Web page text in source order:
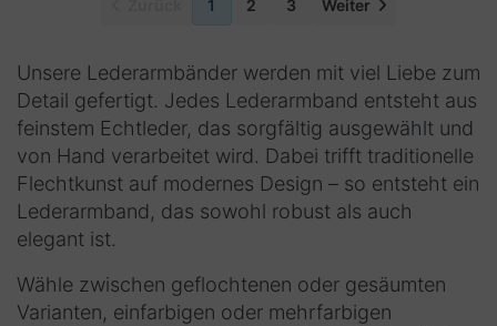
1 2 3 Weiter
Unsere Lederarmbänder werden mit viel Liebe zum
Detail gefertigt. Jedes Lederarmband entsteht aus
feinstem Echtleder, das sorgfältig ausgewählt und
von Hand verarbeitet wird. Dabei trifft traditionelle
Flechtkunst auf modernes Design – so entsteht ein
Lederarmband, das sowohl robust als auch
elegant ist.
Wähle zwischen geflochtenen oder gesäumten
Varianten, einfarbigen oder mehrfarbigen